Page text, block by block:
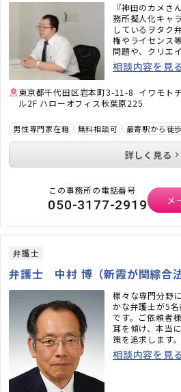
『神田のカメさ
務所擬人化キャ
しているヲタク
権やライセンス
問題や、クリエ
題にも力を入れ
言書作成、戦略
相談内容を見る
東京都千代田区岩本町3-11-8 イワモト
ル2F ハローオフィス秋葉原225
男性専門家在籍 無料相談可 最寄駅から徒
詳しく見る
この事務所の電話番号
050-3177-2919 メ
弁護士
弁護士 中村 博（新霞が関綜合法
様々な専門分野
かな弁護士が5
です。ご依頼者
耳を傾け、本当
策を追求します。
相談内容を見る